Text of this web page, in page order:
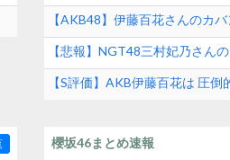
【AKB48】伊藤百花さんのカ
も厳選‼︎沖縄旅行の必須アイテ
【悲報】NGT48三村妃乃さん
10月28日発売】
【S評価】AKB伊藤百花は 圧
櫻坂46まとめ速報